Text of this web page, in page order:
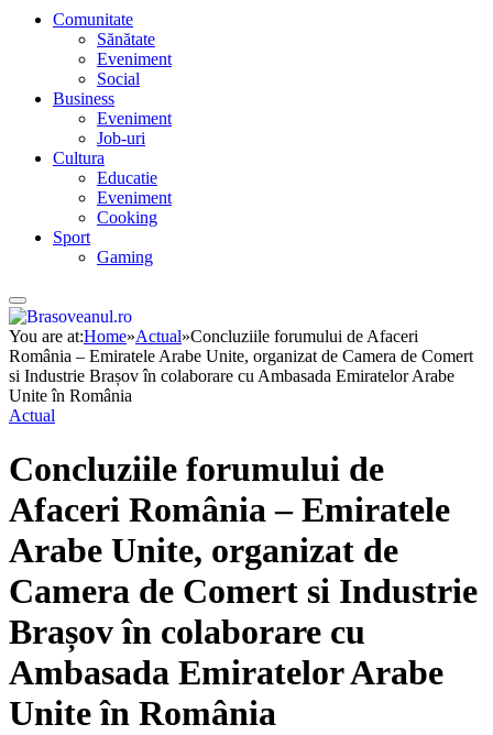
Comunitate
Sănătate
Eveniment
Social
Business
Eveniment
Job-uri
Cultura
Educatie
Eveniment
Cooking
Sport
Gaming
You are at:Home»Actual»Concluziile forumului de Afaceri
România – Emiratele Arabe Unite, organizat de Camera de Comert
si Industrie Brașov în colaborare cu Ambasada Emiratelor Arabe
Unite în România
Actual
Concluziile forumului de
Afaceri România – Emiratele
Arabe Unite, organizat de
Camera de Comert si Industrie
Brașov în colaborare cu
Ambasada Emiratelor Arabe
Unite în România